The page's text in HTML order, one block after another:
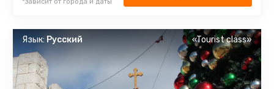
Язык: Русский «Tourist class»